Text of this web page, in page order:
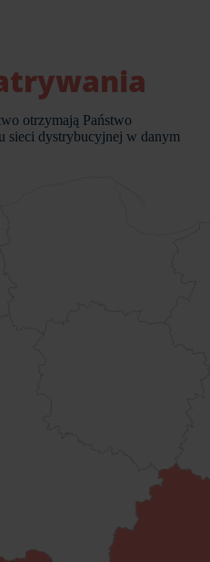
otrzymają Państwo
sieci dystrybucyjnej w danym